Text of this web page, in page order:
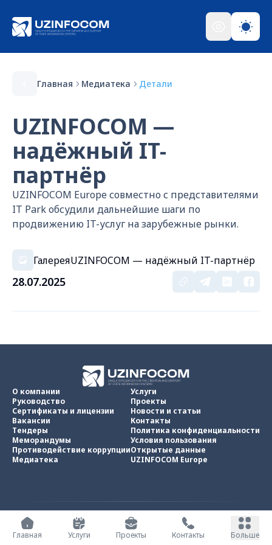
Главная Медиатека Детали
UZINFOCOM —
надёжный IT-
партнёр
UZINFOCOM Europe совместно с представителями
IT Park обсудили дальнейшие шаги по
продвижению IT-услуг на зарубежные рынки.
ГалереяUZINFOCOM — надёжный IT-партнёр
28.07.2025
О компании
Руководство
Сертификаты и лицензии
Вакансии
Тендеры
Меморандумы
Противодействие коррупции
Медиатека
Услуги
Проекты
Новости и статьи
Контакты
Политика конфиденциальности
Условия пользования
Открытые данные
UZINFOCOM Europe
UZINFOCOM © 2002 - 2026
Все права защищены
Главная
Услуги Проекты Контакты Больше